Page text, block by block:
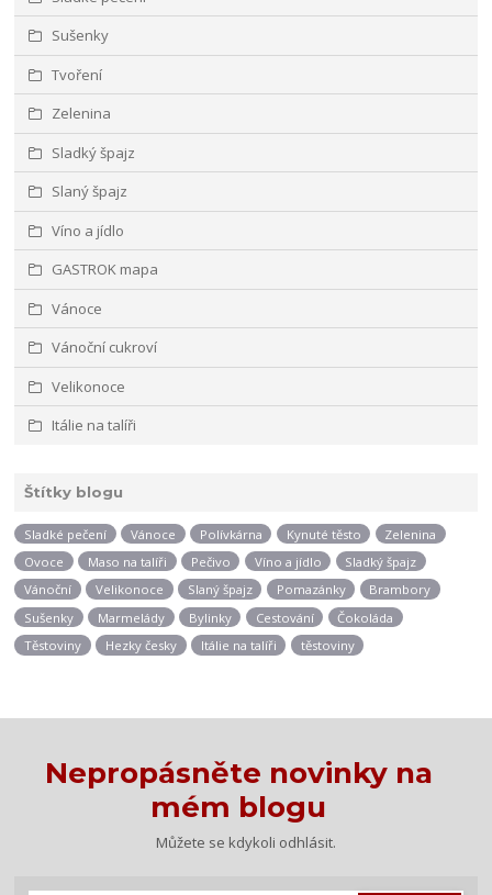
Sušenky
Tvoření
Zelenina
Sladký špajz
Slaný špajz
Víno a jídlo
GASTROK mapa
Vánoce
Vánoční cukroví
Velikonoce
Itálie na talíři
Štítky blogu
Sladké pečení Vánoce Polívkárna Kynuté těsto
Zelenina
Ovoce
Maso na talíři Pečivo Víno a jídlo
Sladký špajz
Vánoční
Velikonoce Slaný špajz Pomazánky
Brambory
Sušenky
Marmelády Bylinky Cestování
Čokoláda
Těstoviny
Hezky česky Itálie na talíři těstoviny
Nepropásněte novinky na
mém blogu
Můžete se kdykoli odhlásit.